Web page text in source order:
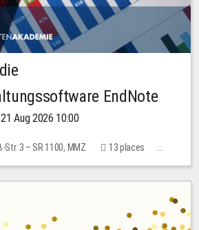
EndNote
Aug 2026 10:00
Str. 3 – SR 1100, MMZ
13 places